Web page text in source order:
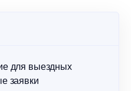
для выездных
заявки